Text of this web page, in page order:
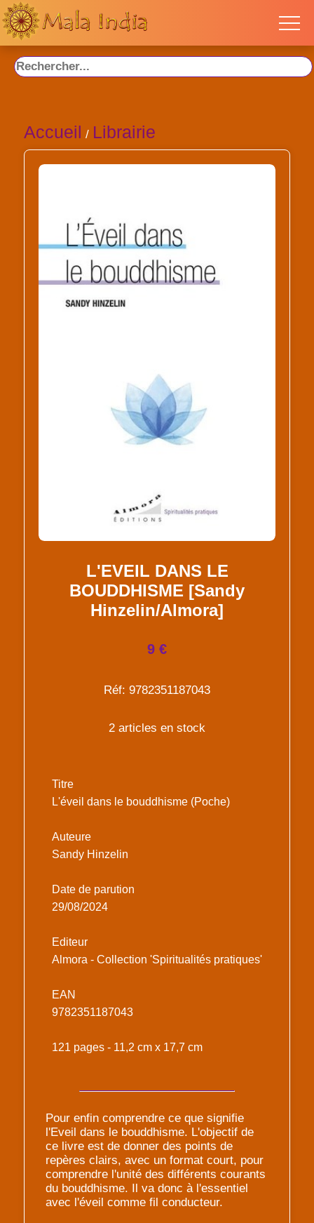
Accueil / Librairie
L'EVEIL DANS LE
BOUDDHISME [Sandy
Hinzelin/Almora]
9 €
Réf: 9782351187043
2 articles en stock
Titre
L'éveil dans le bouddhisme (Poche)
Auteure
Sandy Hinzelin
Date de parution
29/08/2024
Editeur
Almora - Collection 'Spiritualités pratiques'
EAN
9782351187043
121 pages - 11,2 cm x 17,7 cm
Pour enfin comprendre ce que signifie
l'Eveil dans le bouddhisme. L'objectif de
ce livre est de donner des points de
repères clairs, avec un format court, pour
comprendre l'unité des différents courants
du bouddhisme. Il va donc à l'essentiel
avec l'éveil comme fil conducteur.